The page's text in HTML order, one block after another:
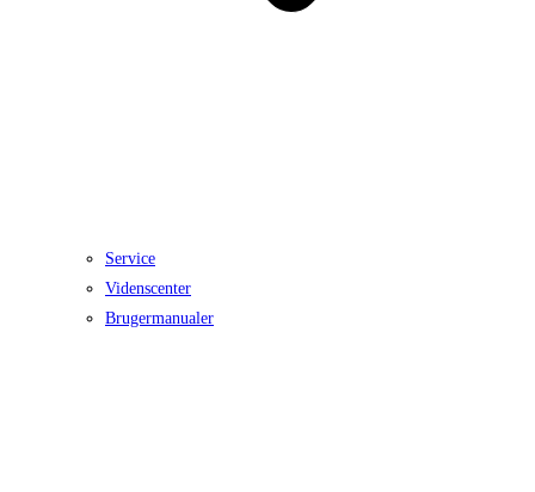
Service
Videnscenter
Brugermanualer